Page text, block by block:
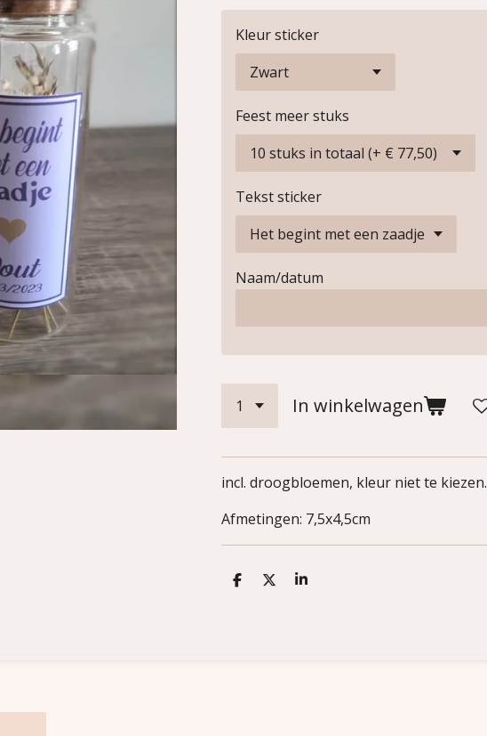
Kleur sticker
Feest meer stuks
Tekst sticker
Naam/datum
In winkelwagen
incl. droogbloemen, kleur niet te kiezen.
Afmetingen: 7,5x4,5cm
D
D
S